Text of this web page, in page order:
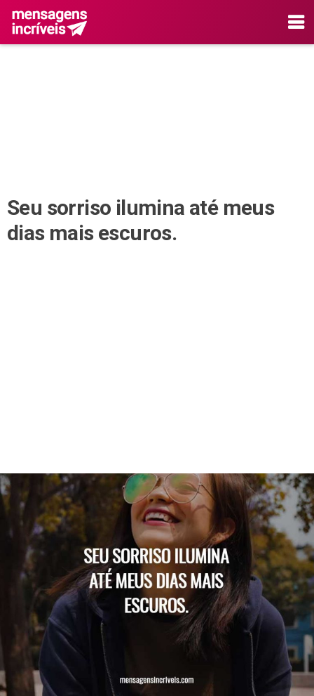
Seu sorriso ilumina até meus
dias mais escuros.